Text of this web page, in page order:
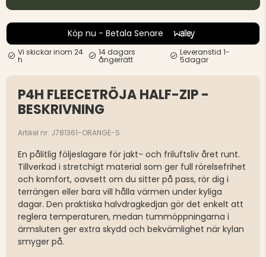
Köp nu - Betala Senare
Vi skickar inom 24
h
14 dagars
ångerrätt
Leveranstid 1-
5dagar
P4H FLEECETRÖJA HALF-ZIP -
BESKRIVNING
Artikel nr. J781361-ORANGE-S
En pålitlig följeslagare för jakt- och friluftsliv året runt.
Tillverkad i stretchigt material som ger full rörelsefrihet
och komfort, oavsett om du sitter på pass, rör dig i
terrängen eller bara vill hålla värmen under kyliga
dagar. Den praktiska halvdragkedjan gör det enkelt att
reglera temperaturen, medan tummöppningarna i
ärmsluten ger extra skydd och bekvämlighet när kylan
smyger på.